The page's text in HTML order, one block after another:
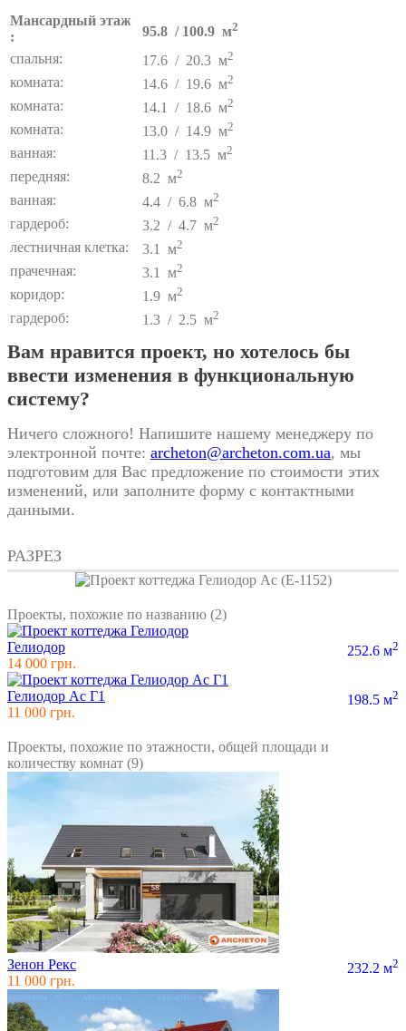
Мансардный этаж
:
95.8 / 100.9 м2
спальня: 17.6 / 20.3 м2
комната: 14.6 / 19.6 м2
комната: 14.1 / 18.6 м2
комната: 13.0 / 14.9 м2
ванная: 11.3 / 13.5 м2
передняя: 8.2 м2
ванная: 4.4 / 6.8 м2
гардероб: 3.2 / 4.7 м2
лестничная клетка: 3.1 м2
прачечная: 3.1 м2
коридор: 1.9 м2
гардероб: 1.3 / 2.5 м2
Вам нравится проект, но хотелось бы
ввести изменения в функциональную
систему?
Ничего сложного! Напишите нашему менеджеру по
электронной почте: archeton@archeton.com.ua, мы
подготовим для Вас предложение по стоимости этих
изменений, или заполните форму с контактными
данными.
РАЗРЕЗ
Проекты, похожие по названию (2)
Гелиодор 252.6 м2
14 000 грн.
Гелиодор Ас Г1 198.5 м2
11 000 грн.
Проекты, похожие по этажности, общей площади и
количеству комнат (9)
Зенон Рекс 232.2 м2
11 000 грн.